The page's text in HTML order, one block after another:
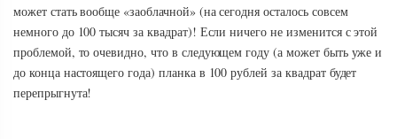
может стать вообще «заоблачной» (на сегодня осталось совсем
немного до 100 тысяч за квадрат)! Если ничего не изменится с этой
проблемой, то очевидно, что в следующем году (а может быть уже и
до конца настоящего года) планка в 100 рублей за квадрат будет
перепрыгнута!